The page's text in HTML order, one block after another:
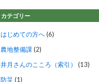
カテゴリー
はじめての方へ(6)
農地整備課 (2)
井月さんのこころ（索引）
(13)
防災 (1)